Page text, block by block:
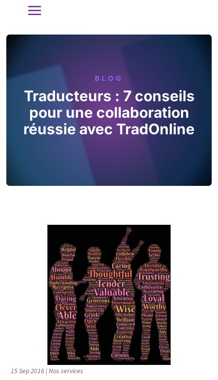
BLOG
Traducteurs : 7 conseils
pour une collaboration
réussie avec TradOnline
15 Sep 2016 |Nos services